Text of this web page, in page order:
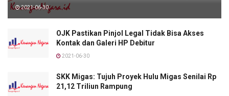
2021-06-30
OJK Pastikan Pinjol Legal Tidak Bisa Akses
Kontak dan Galeri HP Debitur
2021-06-30
SKK Migas: Tujuh Proyek Hulu Migas Senilai Rp
21,12 Triliun Rampung